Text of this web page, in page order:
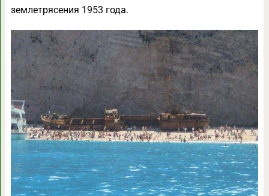
землетрясения 1953 года.